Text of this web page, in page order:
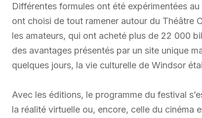
Différentes formules ont été expérimentées
ont choisi de tout ramener autour du Théâtre
les amateurs, qui ont acheté plus de 22 000
des avantages présentés par un site unique
quelques jours, la vie culturelle de Windsor
Avec les éditions, le programme du festival
la réalité virtuelle ou, encore, celle du cinéma